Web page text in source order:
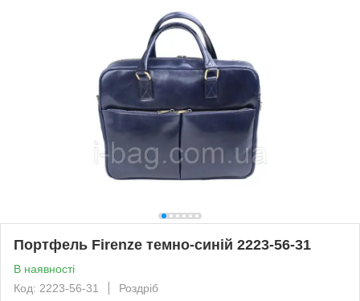
Портфель Firenze темно-синій 2223-56-31
В наявності
Код: 2223-56-31
Роздріб